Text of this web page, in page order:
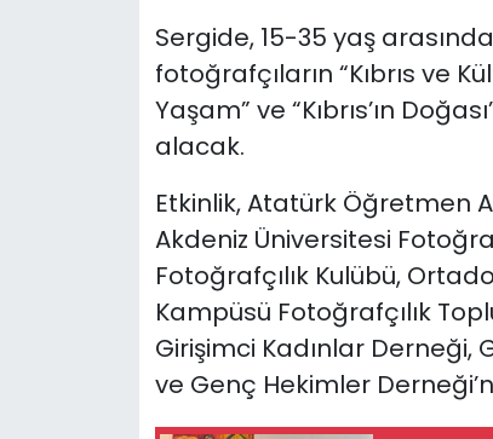
Sergide, 15-35 yaş
fotoğrafçıların “Kıbrıs ve
Yaşam” ve “Kıbrıs’ın
alacak.
Etkinlik, Atatürk Öğretmen
Akdeniz Üniversitesi
Fotoğrafçılık Kulübü,
Kampüsü Fotoğrafçılık
Girişimci Kadınlar Derneği,
ve Genç Hekimler
Video Galeri
Yazarlar